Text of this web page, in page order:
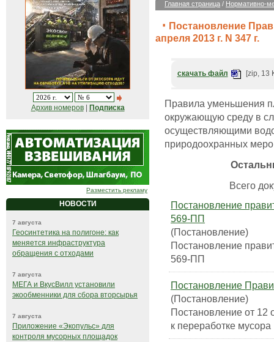
Архив номеров| Подписка
Разместить рекламу
НОВОСТИ
7 августа
Геосинтетика на полигоне: как
меняется инфраструктура
обращения с отходами
7 августа
МЕГА и ВкусВилл установили
экообменники для сбора вторсырья
7 августа
Приложение «Экопульс» для
контроля мусорных площадок
Главная страница / Нормативно-
Постановление
апреля 2013 г. N 347 г.
скачать файл [zip, 13
Правила уменьшения
окружающую среду в
осуществляющими
природоохранных
Всего
Постановление
569-ПП
(Постановление)
Постановление
569-ПП
Постановление
(Постановление)
Постановление от 12
к переработке мусора